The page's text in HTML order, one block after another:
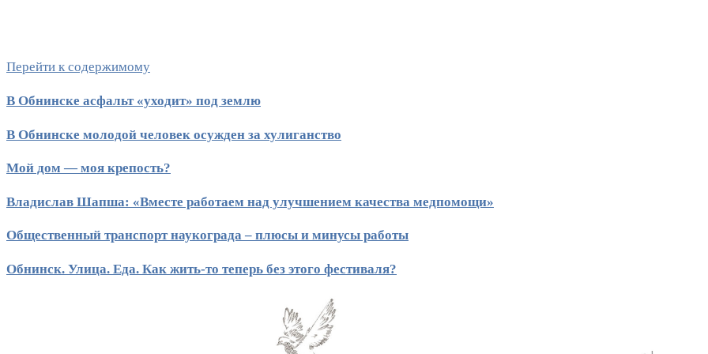
Перейти к содержимому
В Обнинске асфальт «уходит» под землю
В Обнинске молодой человек осужден за хулиганство
Мой дом — моя крепость?
Владислав Шапша: «Вместе работаем над улучшением качества медпомощи»
Общественный транспорт наукограда – плюсы и минусы работы
Обнинск. Улица. Еда. Как жить-то теперь без этого фестиваля?